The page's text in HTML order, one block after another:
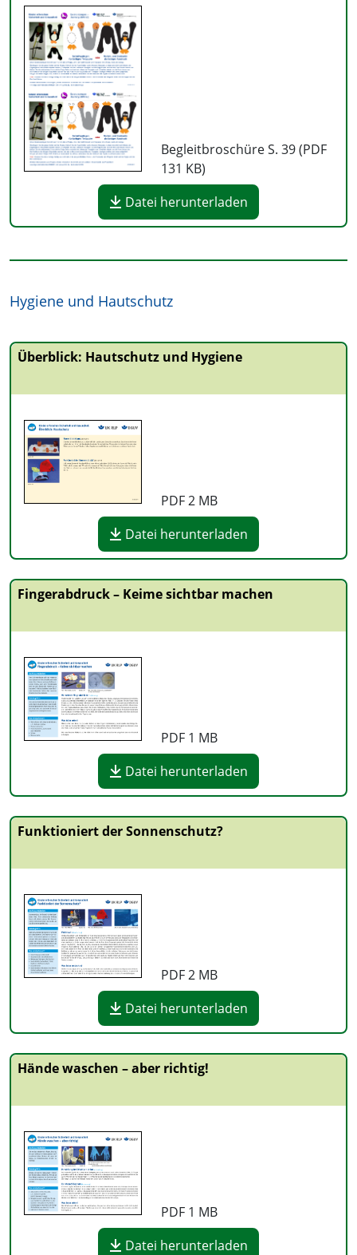
Begleitbroschüre S. 39 (PDF
131 KB)
Datei herunterladen
Hygiene und Hautschutz
Überblick: Hautschutz und Hygiene
PDF2 MB
Datei herunterladen
Fingerabdruck – Keime sichtbar machen
PDF 1 MB
Datei herunterladen
Funktioniert der Sonnenschutz?
PDF2 MB
Datei herunterladen
Hände waschen – aber richtig!
PDF 1 MB
Datei herunterladen